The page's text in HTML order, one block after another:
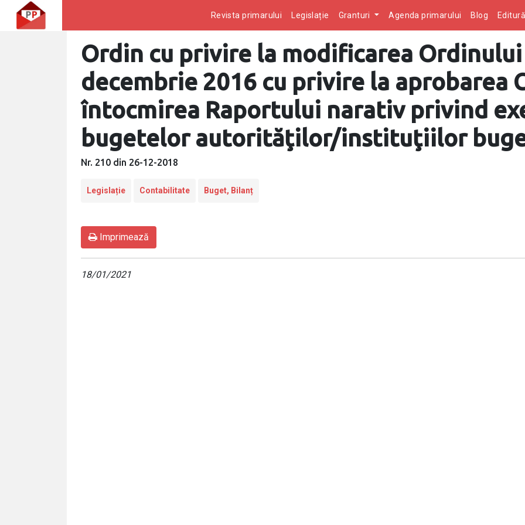
Revista primarului Legislație Granturi Agenda primarului Blog Editură
Ordin cu privire la modificarea Ordinului
decembrie 2016 cu privire la aprobarea
întocmirea Raportului narativ privind
bugetelor autorităţilor/instituţiilor
Nr. 210 din 26-12-2018
Legislație Contabilitate Buget, Bilanț
Imprimează
18/01/2021